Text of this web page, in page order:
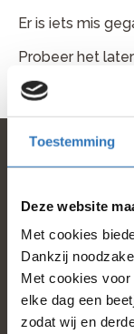
Toestemming
Deze website
Met cookies
Dankzij
Met cookies
elke dag een
zodat wij en
Er is iets mis
Probeer het
neem dan
home
Populaire
Onze service
Klantenservice